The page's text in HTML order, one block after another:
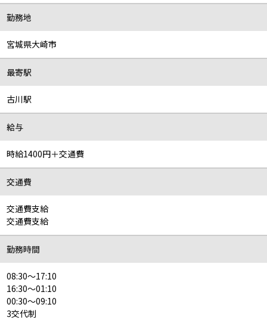
勤務地
宮城県大崎市
最寄駅
古川駅
給与
時給1400円＋交通費
交通費
交通費支給
交通費支給
勤務時間
08:30～17:10
16:30～01:10
00:30～09:10
3交代制